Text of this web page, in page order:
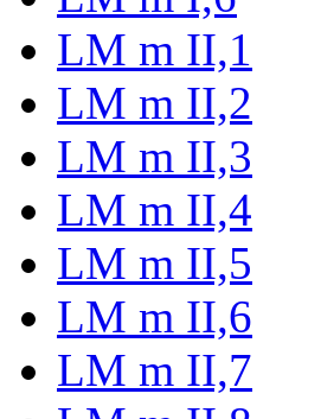
LM m II,1
LM m II,2
LM m II,3
LM m II,4
LM m II,5
LM m II,6
LM m II,7